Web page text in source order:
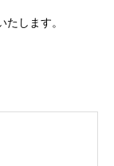
します。